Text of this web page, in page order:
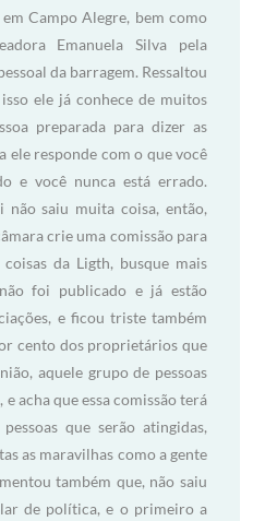
Campo Alegre, bem como
Emanuela Silva pela
da barragem. Ressaltou
ele já conhece de muitos
preparada para dizer as
ele responde com o que você
e você nunca está errado.
não saiu muita coisa, então,
crie uma comissão para
da Ligth, busque mais
foi publicado e já estão
e ficou triste também
cento dos proprietários que
aquele grupo de pessoas
acha que essa comissão terá
que serão atingidas,
as maravilhas como a gente
também que, não saiu
de política, e o primeiro a